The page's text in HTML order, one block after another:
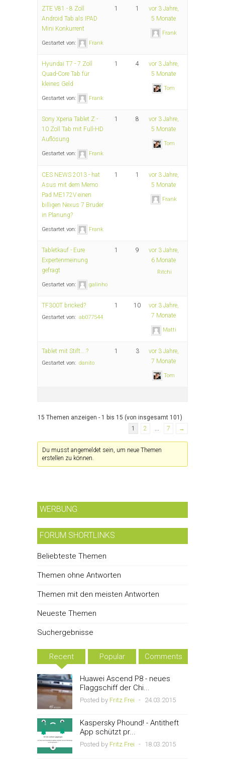
ZTE V81 - 8 Zoll
Android Tab als IPAD
Mini Konkurrent
Gestartet von: Frank
1 1
vor 3 Jahre,
5 Monate
Frank
Hyundai T7 - 7 Zoll
Quad-Core Tab für
kleines Geld
Gestartet von: Frank
1 4
vor 3 Jahre,
5 Monate
Tom
Sony Xperia Tablet Z -
10 Zoll Tab mit Full-HD
Auflösung
Gestartet von: Frank
1 8
vor 3 Jahre,
5 Monate
Tom
CES NEWS 2013 - hat
Asus mit dem Memo
Pad ME172V einen
billigen Nexus 7 Bruder
in Planung?
Gestartet von: Frank
1 1
vor 3 Jahre,
5 Monate
Frank
Tabletkauf - Eure
Expertenmeinung
gefragt
Gestartet von: galinho
1 9
vor 3 Jahre,
6 Monate
Ritchi
TF300T bricked?
Gestartet von: ab077544
1 10
vor 3 Jahre,
7 Monate
Matti
Tablet mit Stift….?
Gestartet von: danito
1 3
vor 3 Jahre,
7 Monate
Tom
15 Themen anzeigen - 1 bis 15 (von insgesamt 101)
1
2 … 7 →
Du musst angemeldet sein, um neue Themen
erstellen zu können.
WERBUNG
FORUM SHORTLINKS
Beliebteste Themen
Themen ohne Antworten
Themen mit den meisten Antworten
Neueste Themen
Suchergebnisse
Recent Popular Comments
Huawei Ascend P8 - neues
Flaggschiff der Chi...
Posted by Fritz Frei - 24.03.2015
Kaspersky Phound! - Antitheft
App schützt pr...
Posted by Fritz Frei - 18.03.2015